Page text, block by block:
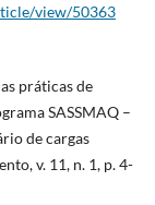
view/50363
práticas de
SASSMAQ –
de cargas
v. 11, n. 1, p. 4-